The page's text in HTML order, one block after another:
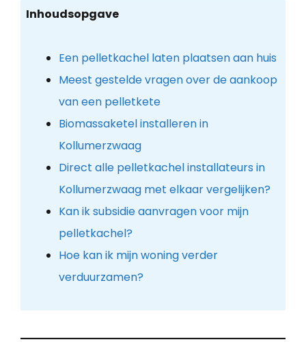
Inhoudsopgave
Een pelletkachel laten plaatsen aan huis
Meest gestelde vragen over de aankoop
van een pelletkete
Biomassaketel installeren in
Kollumerzwaag
Direct alle pelletkachel installateurs in
Kollumerzwaag met elkaar vergelijken?
Kan ik subsidie aanvragen voor mijn
pelletkachel?
Hoe kan ik mijn woning verder
verduurzamen?